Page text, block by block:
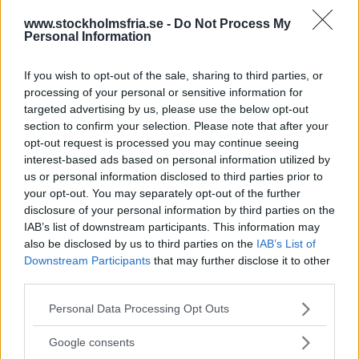
www.stockholmsfria.se - Do Not Process My
Personal Information
If you wish to opt-out of the sale, sharing to third parties, or
processing of your personal or sensitive information for
targeted advertising by us, please use the below opt-out
section to confirm your selection. Please note that after your
opt-out request is processed you may continue seeing
interest-based ads based on personal information utilized by
us or personal information disclosed to third parties prior to
your opt-out. You may separately opt-out of the further
disclosure of your personal information by third parties on the
IAB’s list of downstream participants. This information may
also be disclosed by us to third parties on the IAB’s List of
Downstream Participants that may further disclose it to other
Please note that this website/app uses one or more Google
not limited to your visit or usage behaviour. You may click to
Personal Data Processing Opt Outs
Google consents
a
Läs Frias efterträdare!
Syreär Sveriges enda gröna dagstidning som
finns både digitalt och i tryck.
Konstrevolt mot
modernism
RECENSION
På 1960-talet kom konsten att
förändras radikalt genom att bli mer
politisk och ta större plats i samhället. Om
detta omvälvande skifte handlar
Kulturhuset Stadsteaterns utställning
Revolternas decennium.
Konstkoloss som inte träffar i
magtrakten
RECENSION Trots ett stort antal verk av över 150 konstnärer
imponerar inte Liljevalchs Vårsalong på SFT:s konstskribent Niels